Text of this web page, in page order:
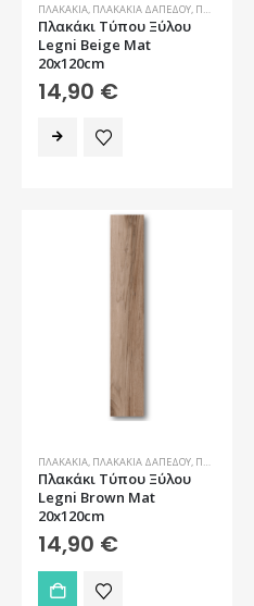
,ΠΛΑΚΆΚΙΑ ΤΎΠΟΥ ΞΎΛΟΥ
ΠΛΑΚΆΚΙΑ, ΠΛΑΚΆΚΙΑ ΔΑΠΈΔΟΥ, ΠΛΑΚΆΚΙΑ ΔΑΠΈΔΟΥ ΕΞΩΤΕΡΙΚΟΎ ΧΏΡΟΥ
Πλακάκι Τύπου Ξύλου
Legni Beige Mat
20x120cm
14,90 €
,ΠΛΑΚΆΚΙΑ ΤΎΠΟΥ
ΠΛΑΚΆΚΙΑ, ΠΛΑΚΆΚΙΑ ΔΑΠΈΔΟΥ, ΠΛΑΚΆΚΙΑ ΔΑΠΈΔΟΥ ΕΞΩΤΕΡΙΚΟΎ ΧΏΡΟΥ
Πλακάκι Τύπου Ξύλου
Legni Brown Mat
20x120cm
14,90 €